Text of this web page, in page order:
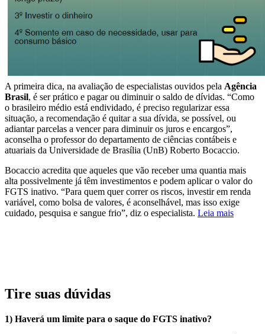
A primeira dica, na avaliação de especialistas ouvidos pela Agência
Brasil, é ser prático e pagar ou diminuir o saldo de dívidas. “Como
o brasileiro médio está endividado, é preciso regularizar essa
situação, a recomendação é quitar a sua dívida, se possível, ou
adiantar parcelas a vencer para diminuir os juros e encargos”,
aconselha o professor do departamento de ciências contábeis e
atuariais da Universidade de Brasília (UnB) Roberto Bocaccio.
Bocaccio acredita que aqueles que vão receber uma quantia mais
alta possivelmente já têm investimentos e podem aplicar o valor do
FGTS inativo. “Para quem quer correr os riscos, investir em renda
variável, como bolsa de valores, é aconselhável, mas isso exige
cuidado, pesquisa e sangue frio”, diz o especialista. Leia mais
Tire suas dúvidas
1) Haverá um limite para o saque do FGTS inativo?